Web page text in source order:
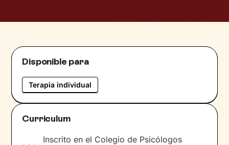
Disponible para
Terapia individual
Curriculum
Inscrito en el Colegio de Psicólogos